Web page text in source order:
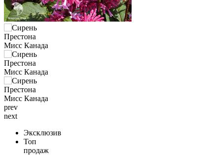
prev
next
Эксклюзив
Топ
продаж